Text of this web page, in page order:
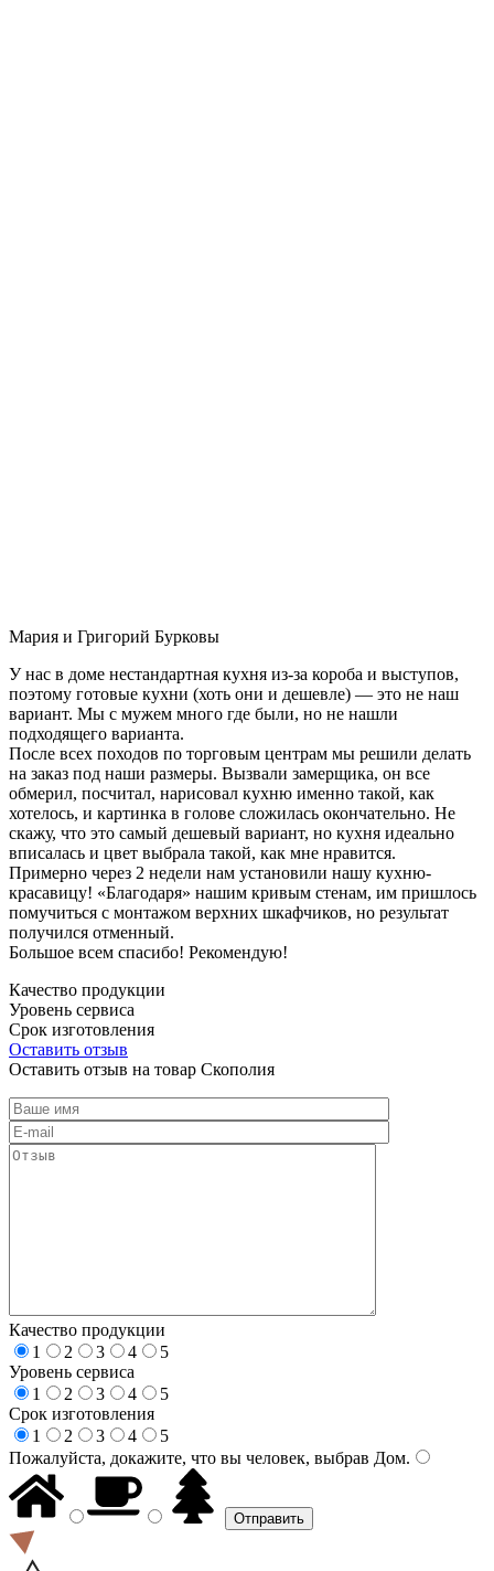
Мария и Григорий Бурковы
У нас в доме нестандартная кухня из-за короба и выступов,
поэтому готовые кухни (хоть они и дешевле) — это не наш
вариант. Мы с мужем много где были, но не нашли
подходящего варианта.
После всех походов по торговым центрам мы решили делать
на заказ под наши размеры. Вызвали замерщика, он все
обмерил, посчитал, нарисовал кухню именно такой, как
хотелось, и картинка в голове сложилась окончательно. Не
скажу, что это самый дешевый вариант, но кухня идеально
вписалась и цвет выбрала такой, как мне нравится.
Примерно через 2 недели нам установили нашу кухню-
красавицу! «Благодаря» нашим кривым стенам, им пришлось
помучиться с монтажом верхних шкафчиков, но результат
получился отменный.
Большое всем спасибо! Рекомендую!
Качество продукции
Уровень сервиса
Срок изготовления
Оставить отзыв
Оставить отзыв на товар Скополия
Качество продукции
1
2 3 4
5
Уровень сервиса
1
2 3 4
5
Срок изготовления
1
2 3 4
5
Пожалуйста, докажите, что вы человек, выбрав Дом.